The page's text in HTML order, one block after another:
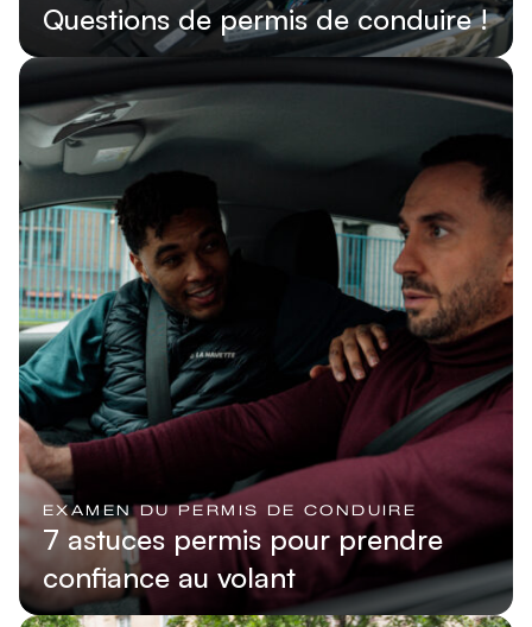
Questions de permis de conduire !
Lire l'article
EXAMEN DU PERMIS DE CONDUIRE
7 astuces permis pour prendre
confiance au volant